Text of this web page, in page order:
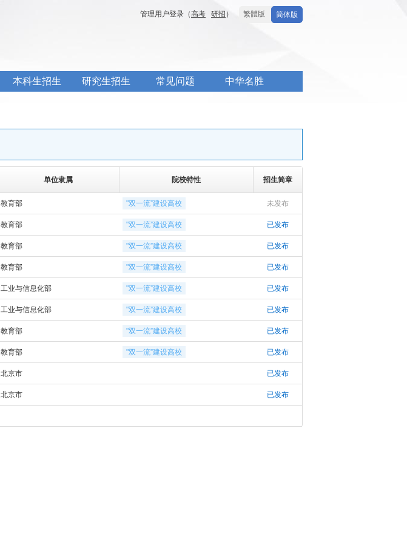
简体版
繁體版
管理用户登录（高考 研招 ）
本科生招生 研究生招生 常见问题 中华名胜
单位隶属 院校特性 招生简章
教育部 "双一流”建设高校 未发布
教育部 "双一流”建设高校 已发布
教育部 "双一流”建设高校 已发布
教育部 "双一流”建设高校 已发布
工业与信息化部 "双一流”建设高校 已发布
工业与信息化部 "双一流”建设高校 已发布
教育部 "双一流”建设高校 已发布
教育部 "双一流”建设高校 已发布
北京市 已发布
北京市 已发布